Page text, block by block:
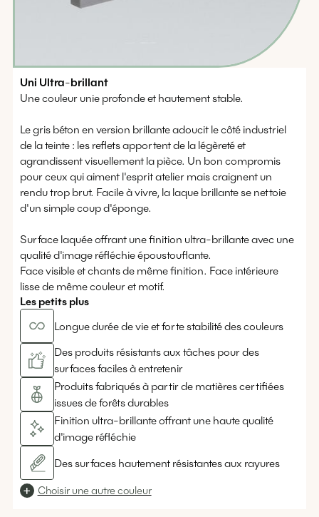
Uni Ultra-brillant
Une couleur unie profonde et hautement stable.
Le gris béton en version brillante adoucit le côté industriel
de la teinte : les reflets apportent de la légèreté et
agrandissent visuellement la pièce. Un bon compromis
pour ceux qui aiment l'esprit atelier mais craignent un
rendu trop brut. Facile à vivre, la laque brillante se nettoie
d'un simple coup d'éponge.
Surface laquée offrant une finition ultra-brillante avec une
qualité d'image réfléchie époustouflante.
Face visible et chants de même finition. Face intérieure
lisse de même couleur et motif.
Les petits plus
Longue durée de vie et forte stabilité des couleurs
Des produits résistants aux tâches pour des
surfaces faciles à entretenir
Produits fabriqués à partir de matières certifiées
issues de forêts durables
Finition ultra-brillante offrant une haute qualité
d'image réfléchie
Des surfaces hautement résistantes aux rayures
Choisir une autre couleur